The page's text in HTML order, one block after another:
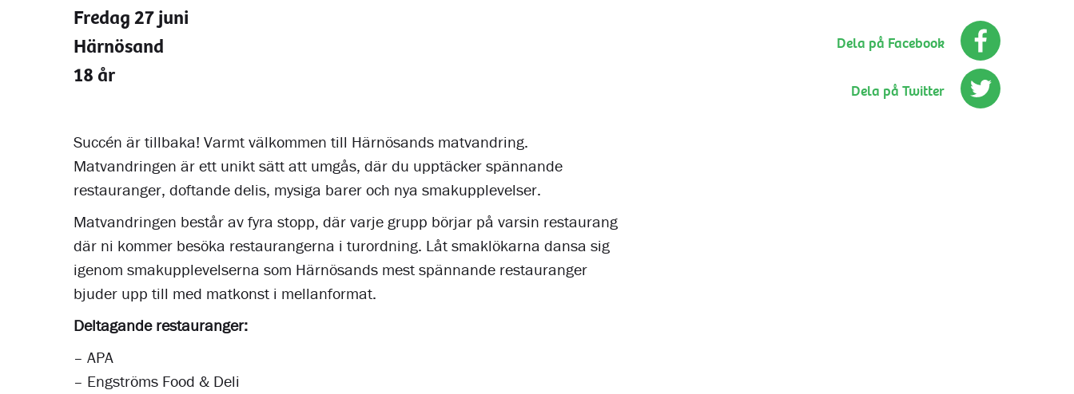
Dela på Facebook
Dela på Twitter
Fredag 27 juni
Härnösand
18 år
Succén är tillbaka! Varmt välkommen till Härnösands matvandring.
Matvandringen är ett unikt sätt att umgås, där du upptäcker spännande
restauranger, doftande delis, mysiga barer och nya smakupplevelser.
Matvandringen består av fyra stopp, där varje grupp börjar på varsin restaurang
där ni kommer besöka restaurangerna i turordning. Låt smaklökarna dansa sig
igenom smakupplevelserna som Härnösands mest spännande restauranger
bjuder upp till med matkonst i mellanformat.
Deltagande restauranger:
– APA
– Engströms Food & Deli